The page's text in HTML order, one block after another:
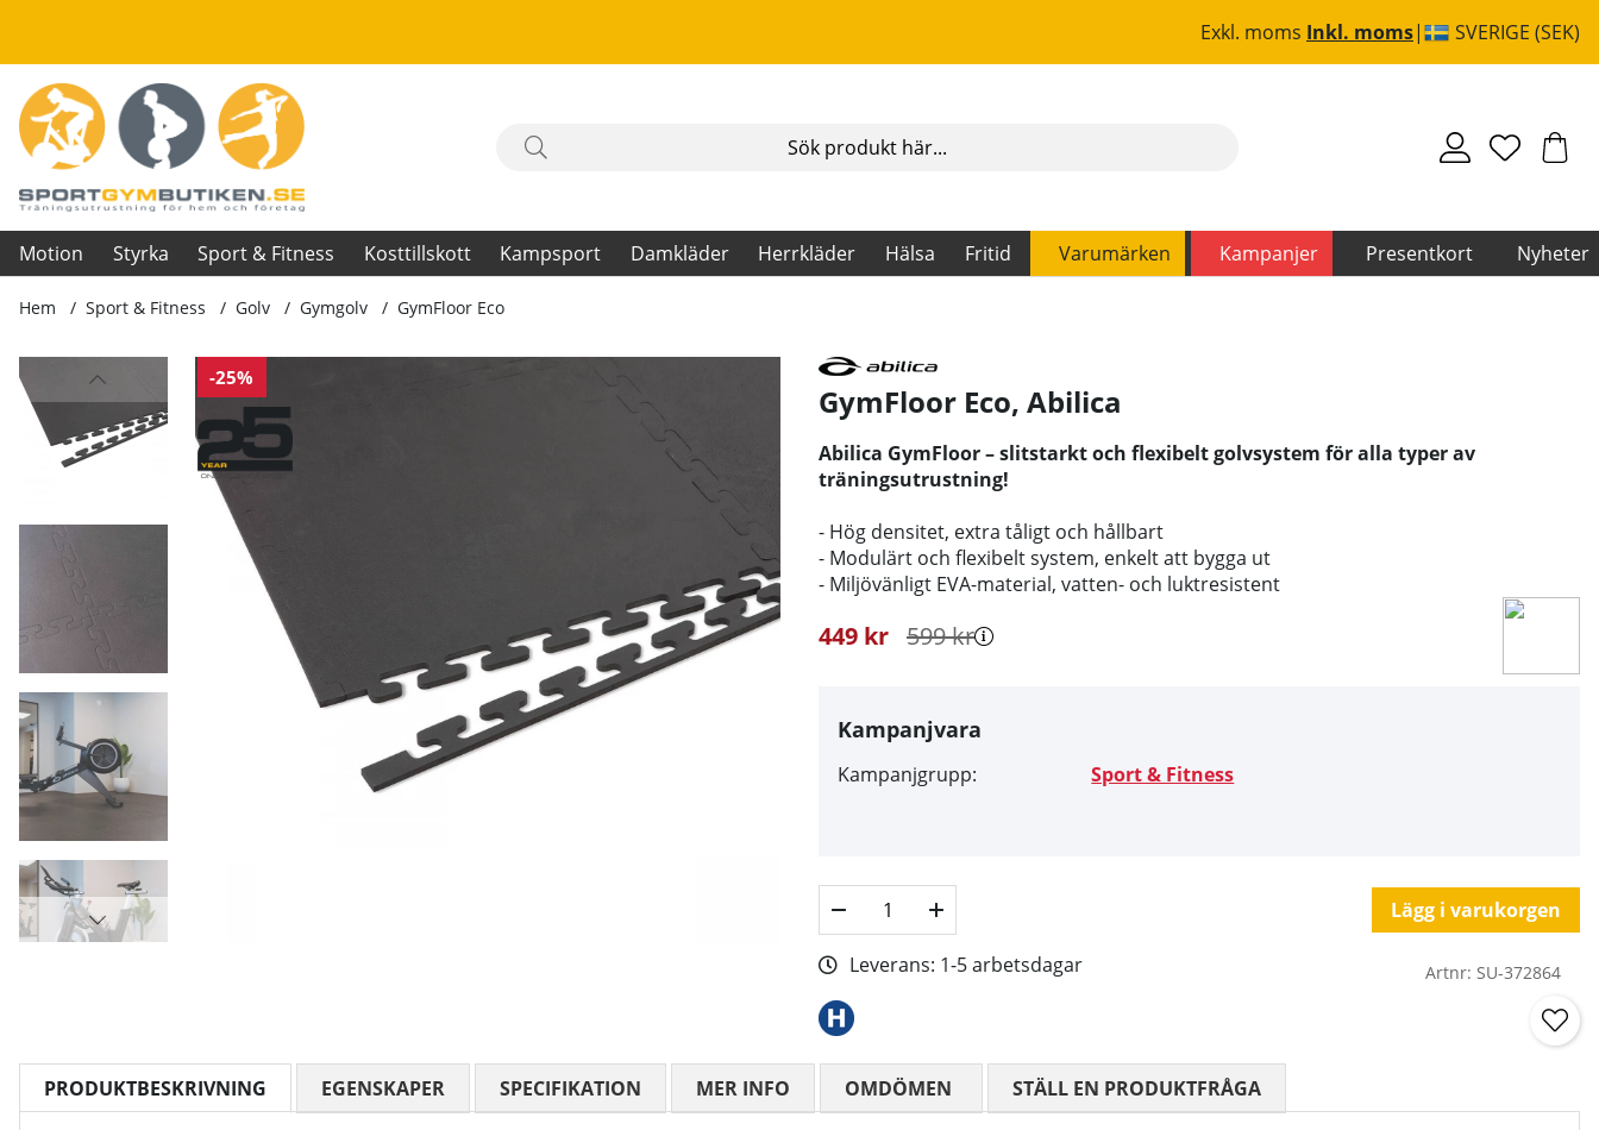
Exkl. moms Inkl. moms SVERIGE (SEK)
Motion Styrka Sport & Fitness Kosttillskott Kampsport Damkläder Herrkläder Hälsa Fritid Varumärken Kampanjer Presentkort Nyheter
Hem Sport & Fitness Golv Gymgolv GymFloor Eco
-25%
Produktbilder GymFloor Eco
GymFloor Eco, Abilica
Abilica GymFloor – slitstarkt och flexibelt golvsystem för alla typer av
träningsutrustning!
- Hög densitet, extra tåligt och hållbart
- Modulärt och flexibelt system, enkelt att bygga ut
- Miljövänligt EVA-material, vatten- och luktresistent
599kr
449 kr
Kampanjvara
Kampanjgrupp: Sport & Fitness
Lägg i varukorgen
Leverans: 1-5 arbetsdagar Artnr: SU-372864
PRODUKTBESKRIVNING EGENSKAPER SPECIFIKATION MER INFO OMDÖMEN MEDELBETYG 0 AV 5 ANTAL BETYG 0
STÄLL EN PRODUKTFRÅGA